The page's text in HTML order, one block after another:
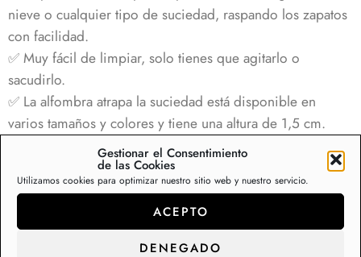
Gestionar el Consentimiento
de las Cookies
Utilizamos cookies para optimizar nuestro sitio web y nuestro servicio.
ACEPTO
DENEGADO
nieve o cualquier tipo de suciedad, raspando los zapatos
con facilidad.
✅ Muy fácil de limpiar, solo tienes que agitarlo o
sacudirlo.
✅ La alfombra atrapa la suciedad está disponible en
varios tamaños y colores y tiene una altura de 1,5 cm.
Descripción Información adicional